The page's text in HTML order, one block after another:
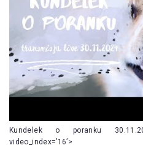
Kundelek o poranku
video_index=’16’>